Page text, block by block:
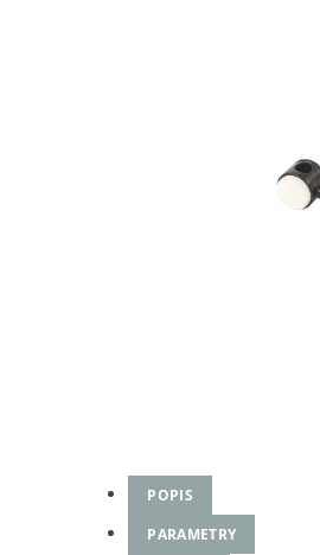
POPIS
PARAMETRY